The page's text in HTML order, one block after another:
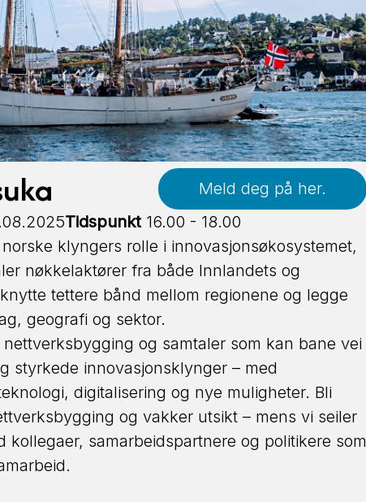
Meld deg på her.
Tidspunkt16.00 - 18.00
klyngers rolle i innovasjonsøkosystemet,
nøkkelaktører fra både Innlandets og
tettere bånd mellom regionene og legge
geografi og sektor.
og samtaler som kan bane vei
styrkede innovasjonsklynger – med
digitalisering og nye muligheter. Bli
og vakker utsikt – mens vi seiler
samarbeidspartnere og politikere som